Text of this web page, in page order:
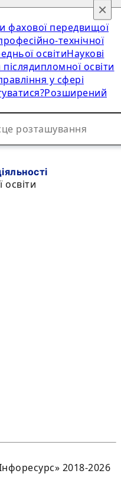
фахової передвищої
технічної
освітиНаукові
освіти
у сфері
Розширений
×
освіти
2018-2026